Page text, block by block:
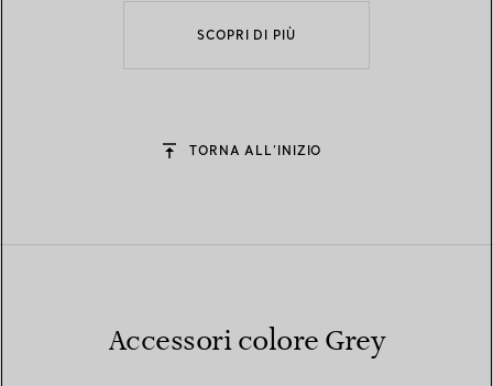
SCOPRI DI PIÙ
TORNA ALL’INIZIO
Accessori colore Grey